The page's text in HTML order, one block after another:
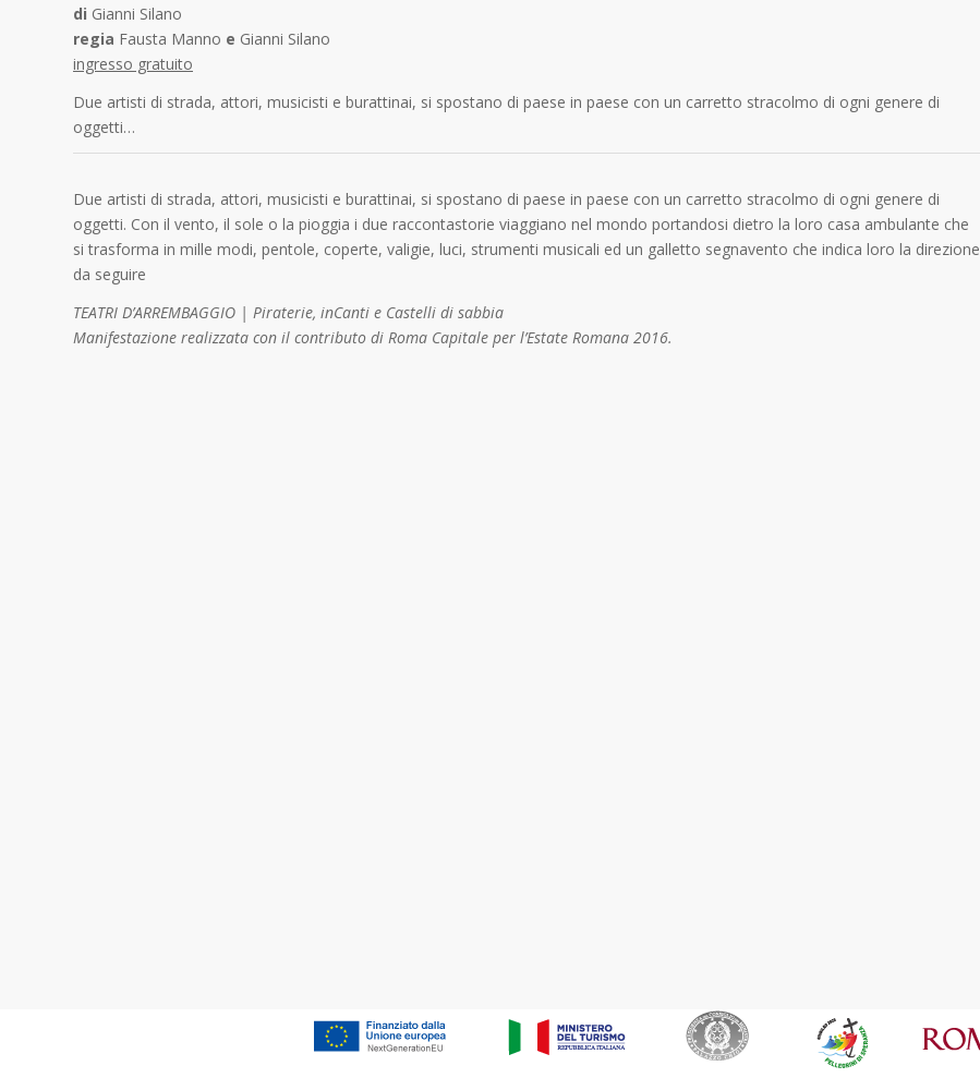
di Gianni Silano
regia Fausta Manno e Gianni Silano
ingresso gratuito
Due artisti di strada, attori, musicisti e burattinai, si spostano di paese in paese con un carretto stracolmo di ogni genere di
oggetti…
Due artisti di strada, attori, musicisti e burattinai, si spostano di paese in paese con un carretto stracolmo di ogni genere di
oggetti. Con il vento, il sole o la pioggia i due raccontastorie viaggiano nel mondo portandosi dietro la loro casa ambulante che
si trasforma in mille modi, pentole, coperte, valigie, luci, strumenti musicali ed un galletto segnavento che indica loro la direzione
da seguire
TEATRI D’ARREMBAGGIO | Piraterie, inCanti e Castelli di sabbia
Manifestazione realizzata con il contributo di Roma Capitale per l’Estate Romana 2016.